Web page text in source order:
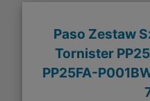
Paso Zestaw
Tornister
PP25FA-